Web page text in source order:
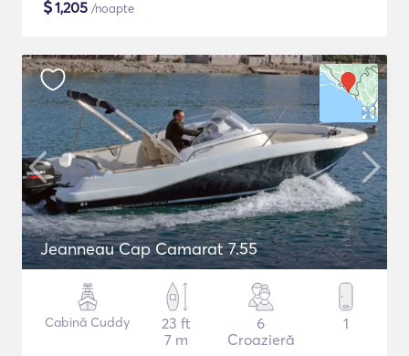
$1,205 /noapte
Jeanneau Cap Camarat 7.55
Cabină Cuddy
23 ft
7 m
6
Croazieră
1